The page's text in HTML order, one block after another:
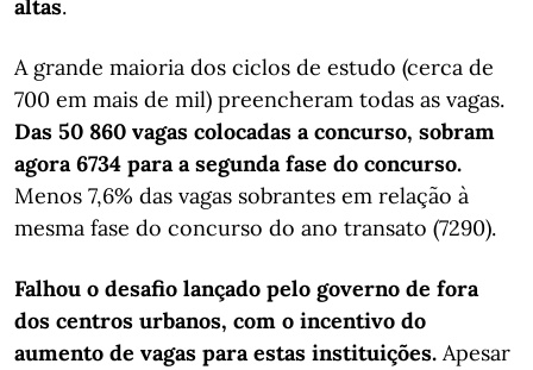
altas.
A grande maioria dos ciclos de estudo (cerca de
700 em mais de mil) preencheram todas as vagas.
Das 50 860 vagas colocadas a concurso, sobram
agora 6734 para a segunda fase do concurso.
Menos 7,6% das vagas sobrantes em relação à
mesma fase do concurso do ano transato (7290).
Falhou o desafio lançado pelo governo de fora
dos centros urbanos, com o incentivo do
aumento de vagas para estas instituições. Apesar